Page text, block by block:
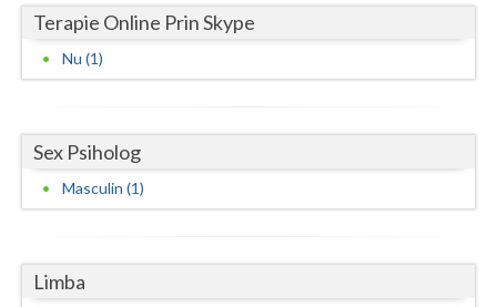
Terapie Online Prin Skype
Nu (1)
Sex Psiholog
Masculin (1)
Limba